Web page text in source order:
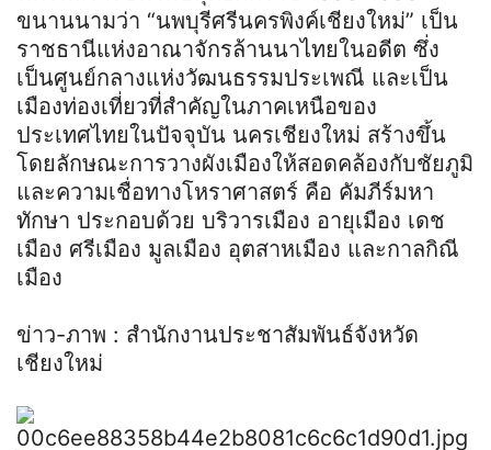
ขนานนามว่า “นพบุรีศรีนครพิงค์เชียงใหม่” เป็น
ราชธานีแห่งอาณาจักรล้านนาไทยในอดีต ซึ่ง
เป็นศูนย์กลางแห่งวัฒนธรรมประเพณี และเป็น
เมืองท่องเที่ยวที่สำคัญในภาคเหนือของ
ประเทศไทยในปัจจุบัน นครเชียงใหม่ สร้างขึ้น
โดยลักษณะการวางผังเมืองให้สอดคล้องกับชัยภูมิ
และความเชื่อทางโหราศาสตร์ คือ คัมภีร์มหา
ทักษา ประกอบด้วย บริวารเมือง อายุเมือง เดช
เมือง ศรีเมือง มูลเมือง อุตสาหเมือง และกาลกิณี
เมือง
ข่าว-ภาพ : สำนักงานประชาสัมพันธ์จังหวัด
เชียงใหม่